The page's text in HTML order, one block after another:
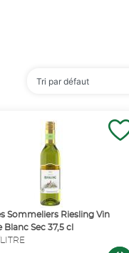
Sommeliers Riesling Vin
Blanc Sec 37,5 cl